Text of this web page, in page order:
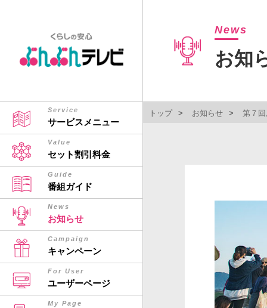
Service
サービスメニュー
Value
セット割引料金
Guide
番組ガイド
News
お知らせ
Campaign
キャンペーン
For User
ユーザーページ
My Page
News
お知
トップ お知らせ 第７